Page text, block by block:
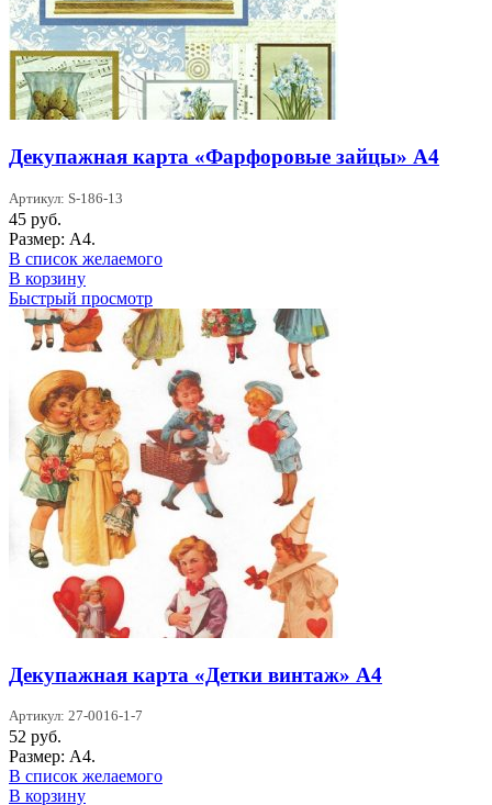
Декупажная карта «Фарфоровые зайцы» А4
Артикул: S-186-13
45 руб.
Размер: А4.
В список желаемого
В корзину
Быстрый просмотр
Декупажная карта «Детки винтаж» А4
Артикул: 27-0016-1-7
52 руб.
Размер: А4.
В список желаемого
В корзину